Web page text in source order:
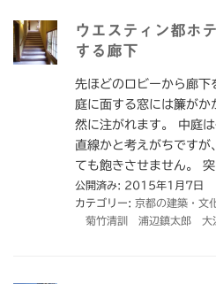
ウエスティン都
する廊下
先ほどのロビーから廊下
庭に面する窓には簾がか
然に注がれます。 中庭
直線かと考えがちですが
ても飽きさせません。
公開済み: 2015年1月7日
カテゴリー: 京都の建築・文
菊竹清訓 浦辺鎮太郎 大